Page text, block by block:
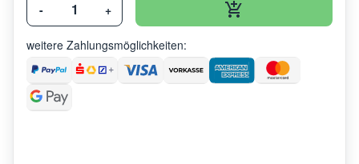
- +
weitere Zahlungsmöglichkeiten: